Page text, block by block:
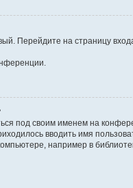
Перейдите на страницу
под своим именем на
вводить имя
например в